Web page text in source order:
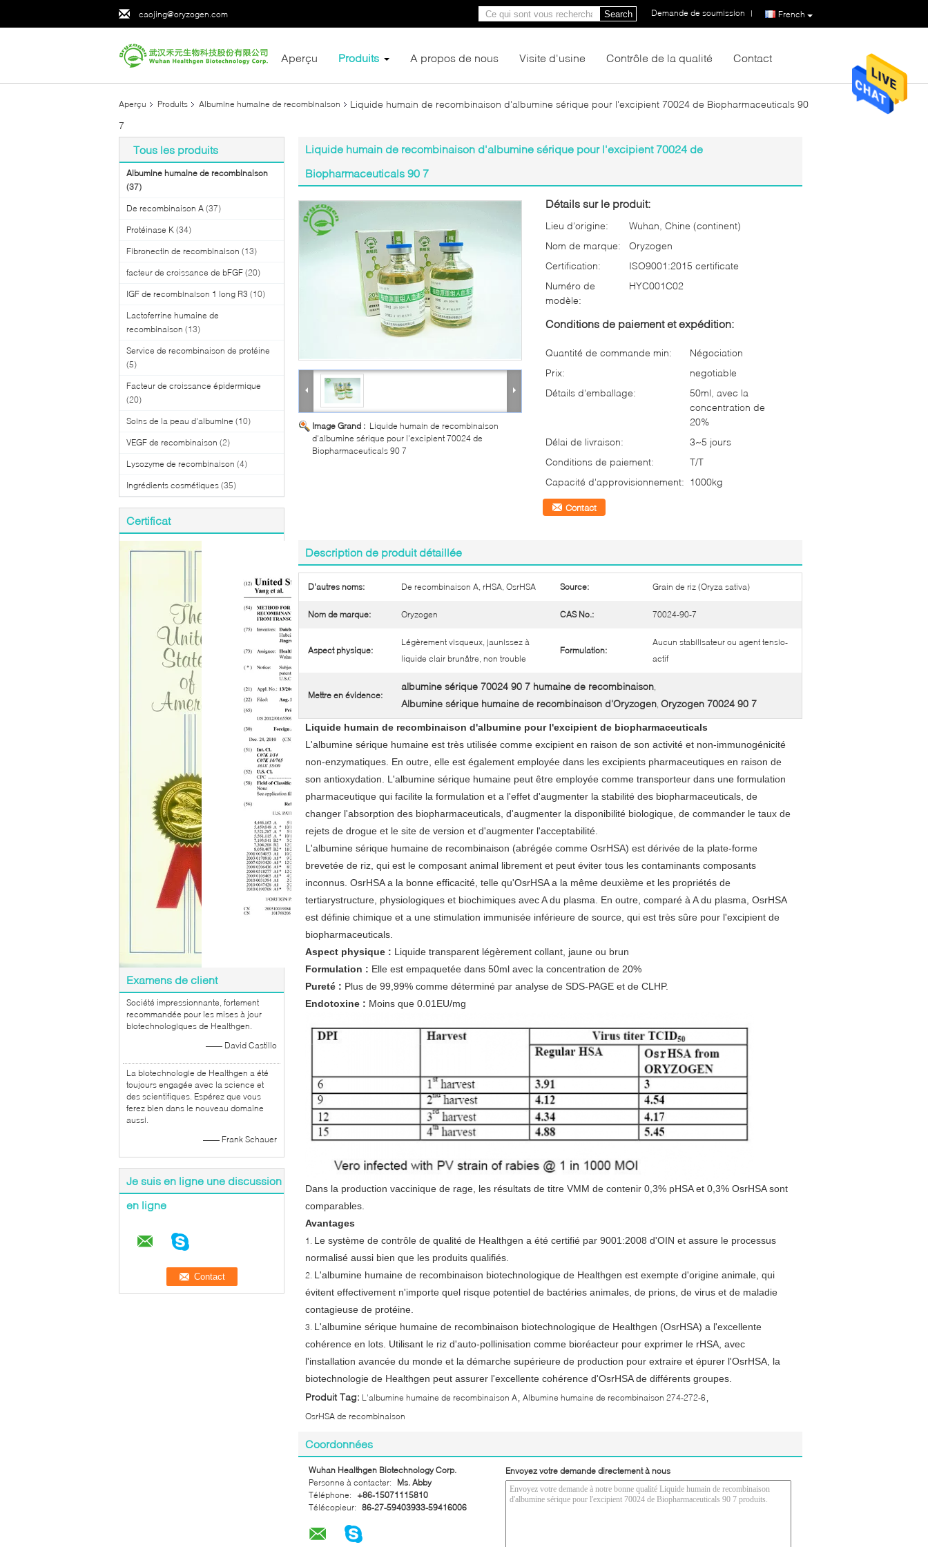
caojing@oryzogen.com French
Demande de soumission |
Search
Aperçu Produits A propos de nous Visite d'usine Contrôle de la qualité Contact
Aperçu Produits Albumine humaine de recombinaison
Liquide humain de recombinaison d'albumine sérique pour l'excipient 70024 de Biopharmaceuticals 90
7
Tous les produits
Albumine humaine de recombinaison
(37)
De recombinaison A (37)
Protéinase K (34)
Fibronectin de recombinaison (13)
facteur de croissance de bFGF (20)
IGF de recombinaison 1 long R3 (10)
Lactoferrine humaine de
recombinaison (13)
Service de recombinaison de protéine
(5)
Facteur de croissance épidermique
(20)
Soins de la peau d'albumine (10)
VEGF de recombinaison (2)
Lysozyme de recombinaison (4)
Ingrédients cosmétiques (35)
Certificat
Examens de client
Société impressionnante, fortement
recommandée pour les mises à jour
biotechnologiques de Healthgen.
—— David Castillo
La biotechnologie de Healthgen a été
toujours engagée avec la science et
des scientifiques. Espérez que vous
ferez bien dans le nouveau domaine
aussi.
—— Frank Schauer
Je suis en ligne une discussion
en ligne
Liquide humain de recombinaison d'albumine sérique pour l'excipient 70024 de
Biopharmaceuticals 90 7
Image Grand : Liquide humain de recombinaison
d'albumine sérique pour l'excipient 70024 de
Biopharmaceuticals 90 7
Détails sur le produit:
Lieu d'origine:
Wuhan, Chine (continent)
Nom de marque:
Oryzogen
Certification:
ISO9001:2015 certificate
Numéro de
modèle:
HYC001C02
Conditions de paiement et expédition:
Quantité de commande min:
Négociation
Prix:
negotiable
Détails d'emballage:
50ml, avec la
concentration de
20%
Délai de livraison:
3~5 jours
Conditions de paiement:
T/T
Capacité d'approvisionnement: 1000kg
Contact
Description de produit détaillée
D'autres noms: De recombinaison A, rHSA, OsrHSA Source: Grain de riz (Oryza sativa)
Nom de marque: Oryzogen CAS No.: 70024-90-7
Aspect physique:
Légèrement visqueux, jaunissez à
liquide clair brunâtre, non trouble
Formulation:
Aucun stabilisateur ou agent tensio-
actif
Mettre en évidence:
albumine sérique 70024 90 7 humaine de recombinaison,
Albumine sérique humaine de recombinaison d'Oryzogen, Oryzogen 70024 90 7
Liquide humain de recombinaison d'albumine pour l'excipient de biopharmaceuticals
L'albumine sérique humaine est très utilisée comme excipient en raison de son activité et non-immunogénicité
non-enzymatiques. En outre, elle est également employée dans les excipients pharmaceutiques en raison de
son antioxydation. L'albumine sérique humaine peut être employée comme transporteur dans une formulation
pharmaceutique qui facilite la formulation et a l'effet d'augmenter la stabilité des biopharmaceuticals, de
changer l'absorption des biopharmaceuticals, d'augmenter la disponibilité biologique, de commander le taux de
rejets de drogue et le site de version et d'augmenter l'acceptabilité.
L'albumine sérique humaine de recombinaison (abrégée comme OsrHSA) est dérivée de la plate-forme
brevetée de riz, qui est le composant animal librement et peut éviter tous les contaminants composants
inconnus. OsrHSA a la bonne efficacité, telle qu'OsrHSA a la même deuxième et les propriétés de
tertiarystructure, physiologiques et biochimiques avec A du plasma. En outre, comparé à A du plasma, OsrHSA
est définie chimique et a une stimulation immunisée inférieure de source, qui est très sûre pour l'excipient de
biopharmaceuticals.
Aspect physique : Liquide transparent légèrement collant, jaune ou brun
Formulation : Elle est empaquetée dans 50ml avec la concentration de 20%
Pureté : Plus de 99,99% comme déterminé par analyse de SDS-PAGE et de CLHP.
Endotoxine : Moins que 0.01EU/mg
Dans la production vaccinique de rage, les résultats de titre VMM de contenir 0,3% pHSA et 0,3% OsrHSA sont
comparables.
Avantages
1. Le système de contrôle de qualité de Healthgen a été certifié par 9001:2008 d'OIN et assure le processus
normalisé aussi bien que les produits qualifiés.
2. L'albumine humaine de recombinaison biotechnologique de Healthgen est exempte d'origine animale, qui
évitent effectivement n'importe quel risque potentiel de bactéries animales, de prions, de virus et de maladie
contagieuse de protéine.
3. L'albumine sérique humaine de recombinaison biotechnologique de Healthgen (OsrHSA) a l'excellente
cohérence en lots. Utilisant le riz d'auto-pollinisation comme bioréacteur pour exprimer le rHSA, avec
l'installation avancée du monde et la démarche supérieure de production pour extraire et épurer l'OsrHSA, la
biotechnologie de Healthgen peut assurer l'excellente cohérence d'OsrHSA de différents groupes.
Produit Tag: L'albumine humaine de recombinaison A Albumine humaine de recombinaison 274-272-6
OsrHSA de recombinaison
Coordonnées
Wuhan Healthgen Biotechnology Corp.
Personne à contacter:
Ms. Abby
Téléphone:
+86-15071115810
Télécopieur: 86-27-59403933-59416006
Envoyez votre demande directement à nous